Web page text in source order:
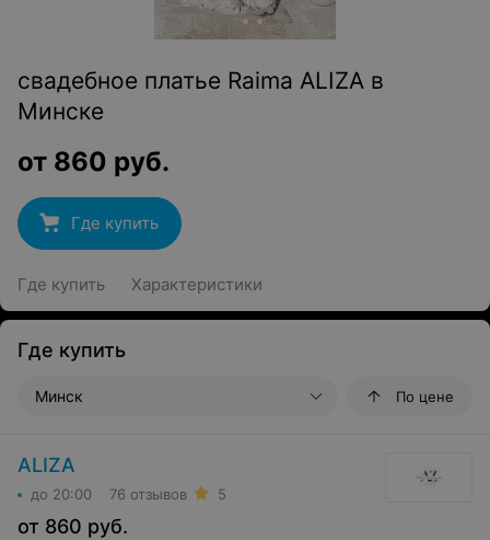
свадебное платье Raima ALIZA в
Минске
от 860 руб.
Где купить
Где купить Характеристики
Где купить
Минск По цене
ALIZA
до 20:00 76 отзывов 5
от 860 руб.